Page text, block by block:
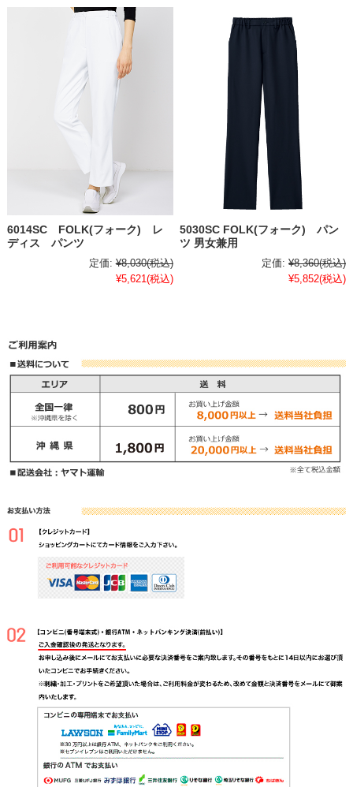
6014SC FOLK(フォーク) レ
ディス パンツ
定価: ¥8,030(税込)
¥5,621 (税込)
5030SC FOLK(フォーク) パン
ツ 男女兼用
定価: ¥8,360(税込)
¥5,852(税込)